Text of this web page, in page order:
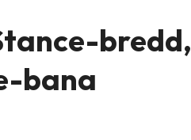
bredd,
bana